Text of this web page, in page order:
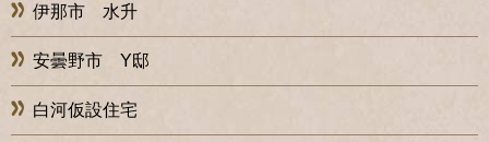
伊那市 水升
安曇野市 Y邸
白河仮設住宅